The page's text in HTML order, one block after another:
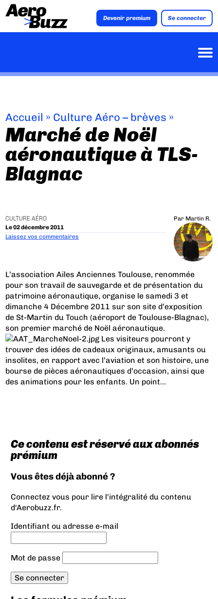
Devenir premium Se connecter
Accueil » Culture Aéro – brèves »
Marché de Noël
aéronautique à TLS-
Blagnac
CULTURE AÉRO
Le 02 décembre 2011
Par Martin R.
Laissez vos commentaires
L’association Ailes Anciennes Toulouse, renommée
pour son travail de sauvegarde et de présentation du
patrimoine aéronautique, organise le samedi 3 et
dimanche 4 Décembre 2011 sur son site d’exposition
de St-Martin du Touch (aéroport de Toulouse-Blagnac),
son premier marché de Noël aéronautique.
Les visiteurs pourront y
trouver des idées de cadeaux originaux, amusants ou
insolites, en rapport avec l’aviation et son histoire, une
bourse de pièces aéronautiques d’occasion, ainsi que
des animations pour les enfants. Un point...
Ce contenu est réservé aux abonnés
prémium
Vous êtes déjà abonné ?
Connectez vous pour lire l'intégralité du contenu
d'Aerobuzz.fr.
Identifiant ou adresse e-mail
Mot de passe